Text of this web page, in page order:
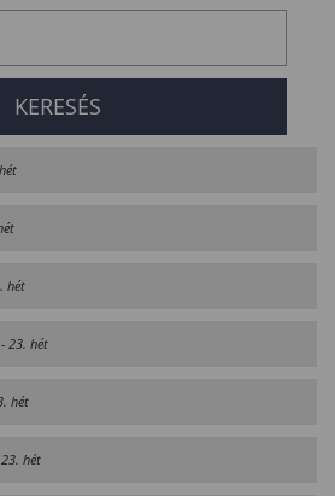
hét
- 23. hét
hét
hét